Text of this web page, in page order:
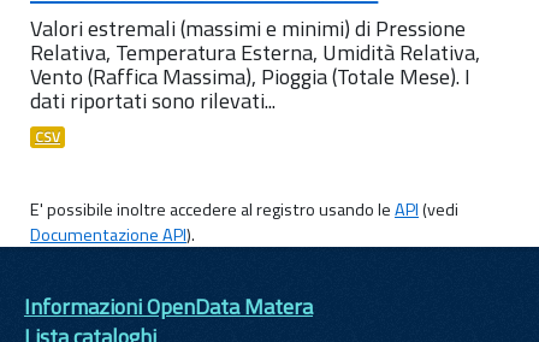
Valori estremali (massimi e minimi) di Pressione
Relativa, Temperatura Esterna, Umidità Relativa,
Vento (Raffica Massima), Pioggia (Totale Mese). I
dati riportati sono rilevati...
CSV
E' possibile inoltre accedere al registro usando leAPI(vedi
Documentazione API).
Informazioni OpenData Matera